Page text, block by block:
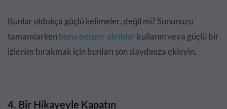
Bunlar oldukça güçlü kelimeler, değil mi? Sununuzu
tamamlarkenbuna benzer alıntılarkullanın veya güçlü bir
izlenim bırakmak için bunları son slaydınıza ekleyin.
4. Bir Hikayeyle Kapatın